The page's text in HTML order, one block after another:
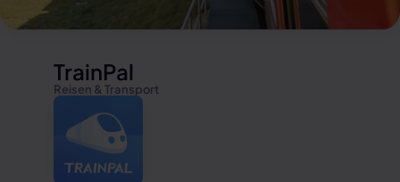
Reisen & Transport
TrainPal